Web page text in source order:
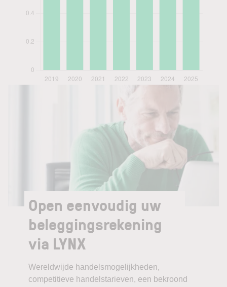
Open eenvoudig uw
beleggingsrekening
via LYNX
Wereldwijde handelsmogelijkheden,
competitieve handelstarieven, een bekroond